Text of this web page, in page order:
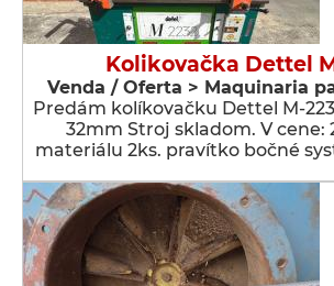
Kolikovačka Dettel
Venda / Oferta > Maquinaria
Predám kolíkovačku Dettel M-
32mm Stroj skladom. V cene:
materiálu 2ks. pravítko bočné